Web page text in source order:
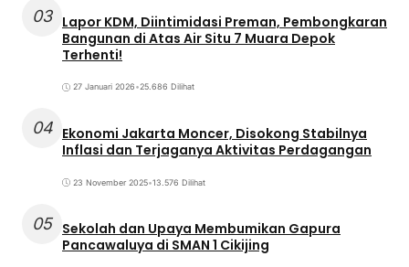
03 Lapor KDM, Diintimidasi Preman, Pembongkaran
Bangunan di Atas Air Situ 7 Muara Depok
Terhenti!
27 Januari 2026•25.686 Dilihat
04 Ekonomi Jakarta Moncer, Disokong Stabilnya
Inflasi dan Terjaganya Aktivitas Perdagangan
23 November 2025•13.576 Dilihat
05 Sekolah dan Upaya Membumikan Gapura
Pancawaluya di SMAN 1 Cikijing